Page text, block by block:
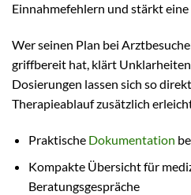
Einnahmefehlern und stärkt
Wer seinen Plan bei
griffbereit hat, klärt Unklarheiten
Dosierungen lassen sich so
Therapieablauf zusätzlich
Praktische Dokumentation
Kompakte Übersicht für
Beratungsgespräche